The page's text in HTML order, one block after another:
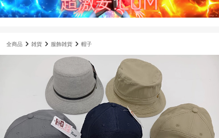
全商品 雑貨 服飾雑貨 帽子